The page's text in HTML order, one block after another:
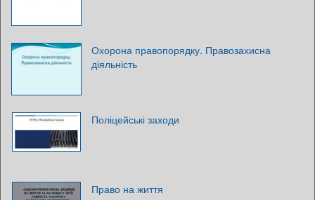
Охорона правопорядку. Правозахисна
діяльність
Поліцейські заходи
Право на життя